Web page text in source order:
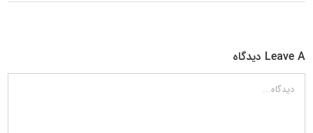
Leave A دیدگاه
دیدگاه